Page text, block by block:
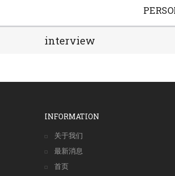
interview
INFORMATION
关于我们
最新消息
首页